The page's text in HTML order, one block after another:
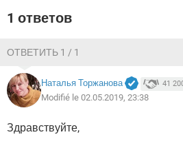
1 ответов
ОТВЕТИТЬ 1 / 1
Наталья Торжанова 41
Modifié le 02.05.2019, 23:38
Здравствуйте,